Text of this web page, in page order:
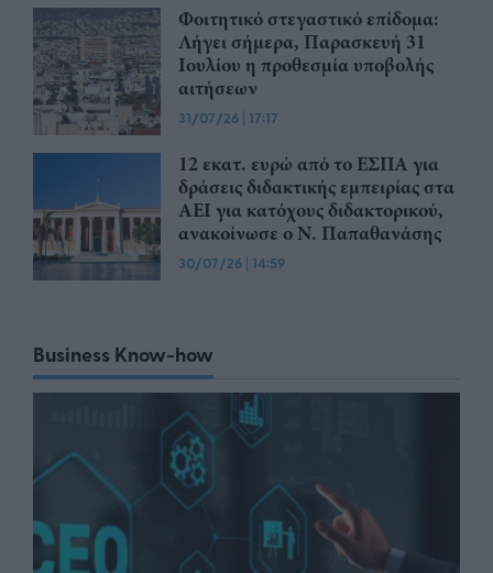
Φοιτητικό στεγαστικό επίδομα:
Λήγει σήμερα, Παρασκευή 31
Ιουλίου η προθεσμία υποβολής
αιτήσεων
31/07/26 | 17:17
12 εκατ. ευρώ από το ΕΣΠΑ για
δράσεις διδακτικής εμπειρίας στα
ΑΕΙ για κατόχους διδακτορικού,
ανακοίνωσε ο Ν. Παπαθανάσης
30/07/26 | 14:59
Business Know-how